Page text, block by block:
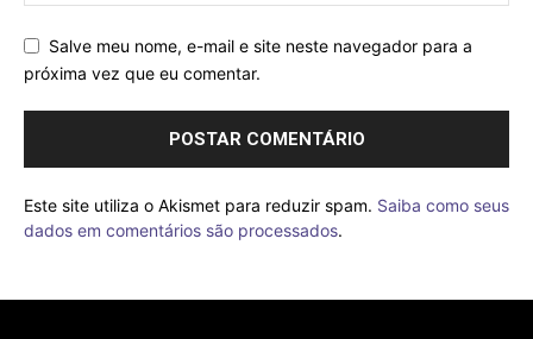
Salve meu nome, e-mail e site neste navegador para a
próxima vez que eu comentar.
Este site utiliza o Akismet para reduzir spam. Saiba como seus
dados em comentários são processados.